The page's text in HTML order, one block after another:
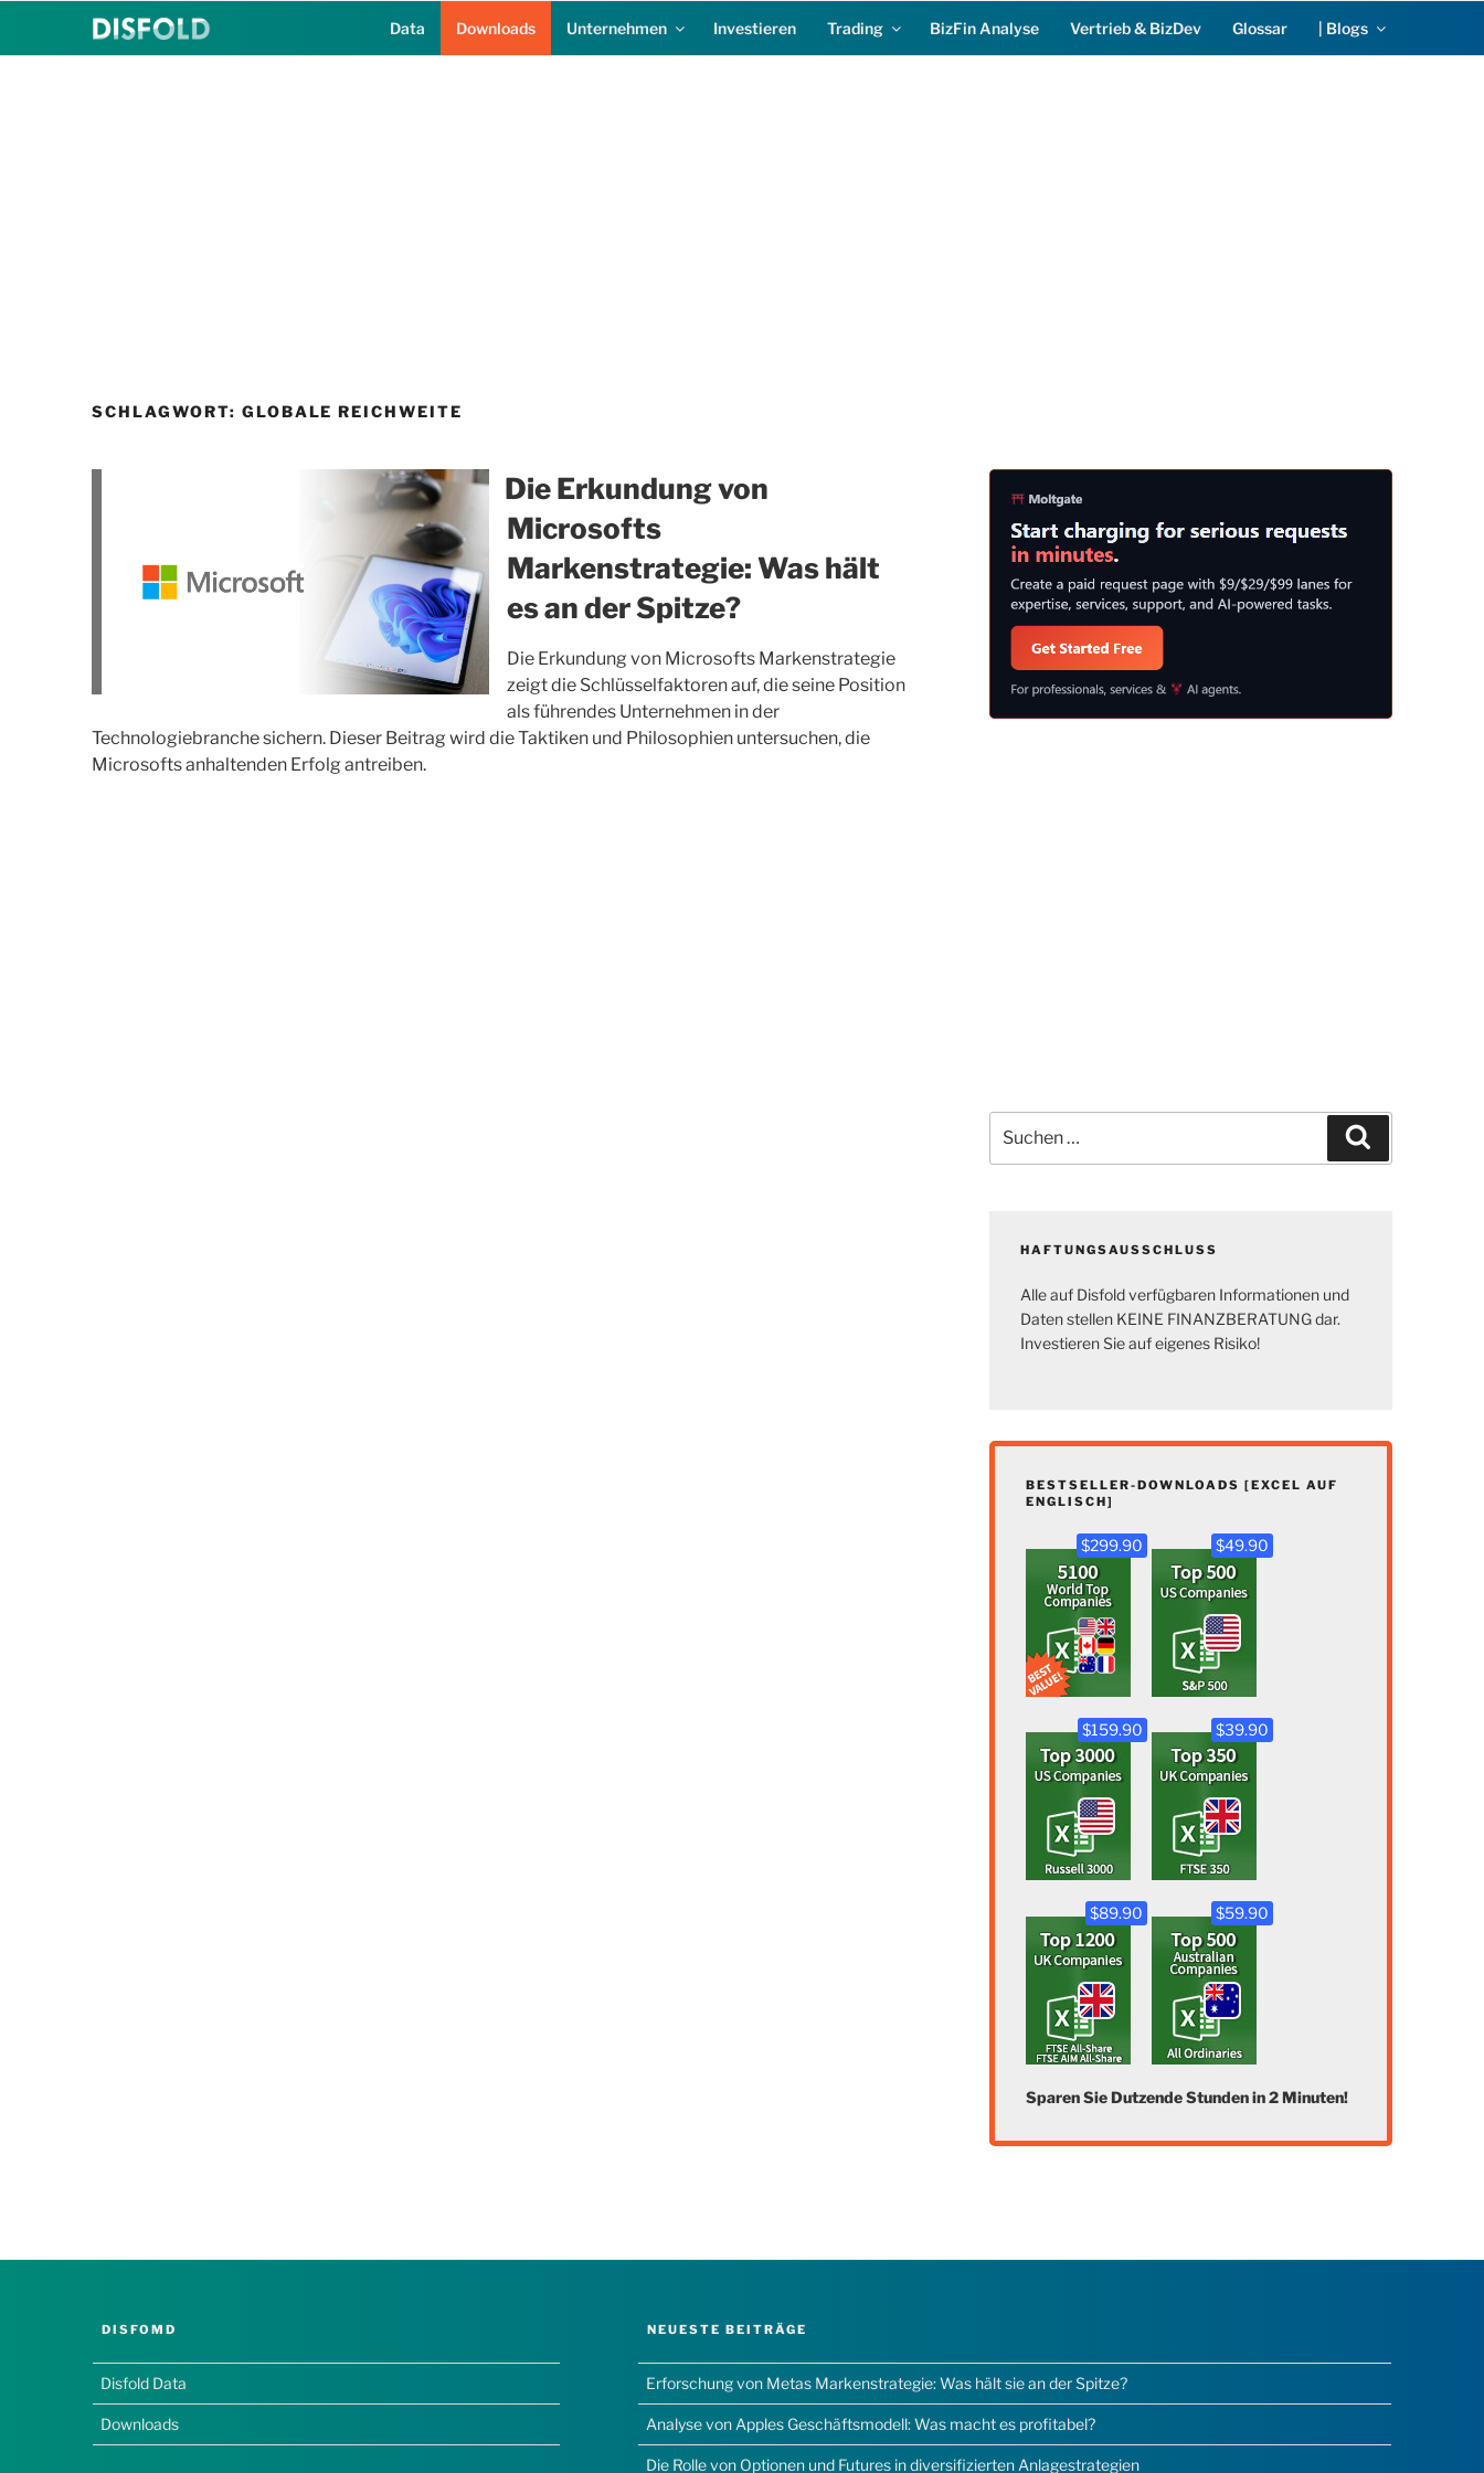
Data Downloads Unternehmen Investieren Trading BizFin Analyse Vertrieb & BizDev Glossar | Blogs
SCHLAGWORT: GLOBALE REICHWEITE
Die Erkundung von
Microsofts
Markenstrategie: Was hält
es an der Spitze?
Die Erkundung von Microsofts Markenstrategie
zeigt die Schlüsselfaktoren auf, die seine Position
als führendes Unternehmen in der
Technologiebranche sichern. Dieser Beitrag wird die Taktiken und Philosophien untersuchen, die
Microsofts anhaltenden Erfolg antreiben.
nach:
HAFTUNGSAUSSCHLUSS
Alle auf Disfold verfügbaren Informationen und
Daten stellen KEINE FINANZBERATUNG dar.
Investieren Sie auf eigenes Risiko!
BESTSELLER-DOWNLOADS [EXCEL AUF
ENGLISCH]
$299.90 $49.90
$159.90 $39.90
$89.90 $59.90
Sparen Sie Dutzende Stunden in 2 Minuten!
DISFOMD
Disfold Data
Downloads
NEUESTE BEITRÄGE
Erforschung von Metas Markenstrategie: Was hält sie an der Spitze?
Analyse von Apples Geschäftsmodell: Was macht es profitabel?
Die Rolle von Optionen und Futures in diversifizierten Anlagestrategien